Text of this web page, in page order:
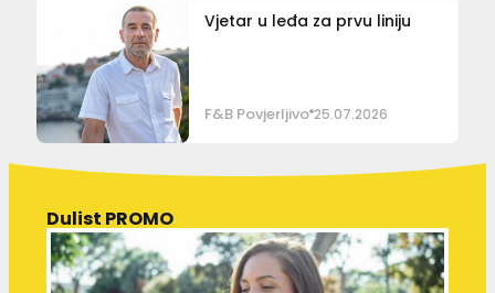
Vjetar u leđa za prvu liniju
F&B Povjerljivo 25.07.2026
Dulist PROMO